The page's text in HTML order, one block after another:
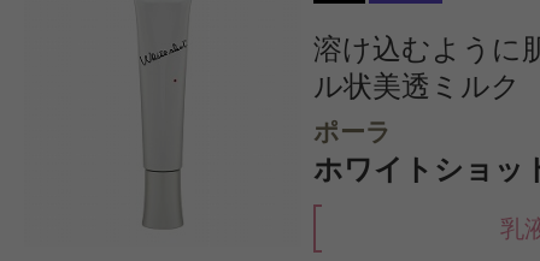
溶け込むように
ル状美透ミルク
ポーラ
ホワイトショッ
乳